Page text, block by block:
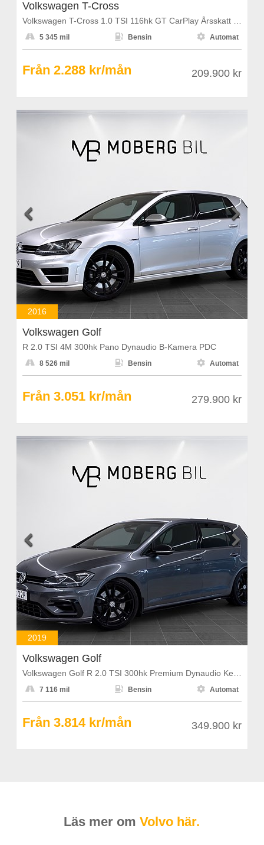
Volkswagen T-Cross
Volkswagen T-Cross 1.0 TSI 116hk GT CarPlay Årsskatt 1108kr
 5 345 mil  Bensin  Automat
Från 2.288 kr/mån 209.900 kr
 
2016
Volkswagen Golf
R 2.0 TSI 4M 300hk Pano Dynaudio B-Kamera PDC
 8 526 mil  Bensin  Automat
Från 3.051 kr/mån 279.900 kr
 
2019
Volkswagen Golf
Volkswagen Golf R 2.0 TSI 300hk Premium Dynaudio Keyless PDC
 7 116 mil  Bensin  Automat
Från 3.814 kr/mån 349.900 kr
Läs mer om Volvo här.